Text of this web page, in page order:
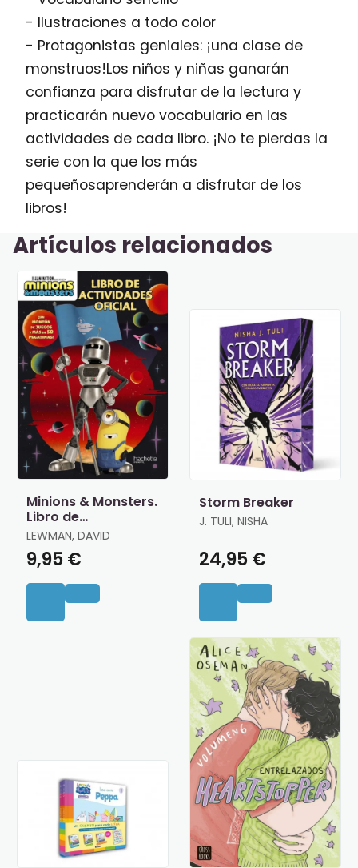
- Ilustraciones a todo color
- Protagonistas geniales: ¡una clase de
monstruos!Los niños y niñas ganarán
confianza para disfrutar de la lectura y
practicarán nuevo vocabulario en las
actividades de cada libro. ¡No te pierdas la
serie con la que los más
pequeñosaprenderán a disfrutar de los
libros!
Artículos relacionados
Minions & Monsters.
Libro de
Actividades Oficial
LEWMAN, DAVID
9,95 €
Storm Breaker
J. TULI, NISHA
24,95 €